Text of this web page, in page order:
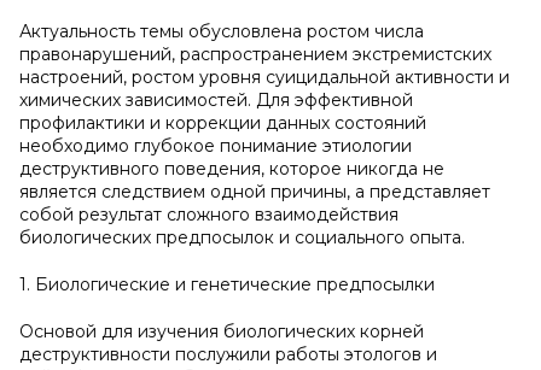
Актуальность темы обусловлена ростом числа
правонарушений, распространением экстремистских
настроений, ростом уровня суицидальной активности и
химических зависимостей. Для эффективной
профилактики и коррекции данных состояний
необходимо глубокое понимание этиологии
деструктивного поведения, которое никогда не
является следствием одной причины, а представляет
собой результат сложного взаимодействия
биологических предпосылок и социального опыта.
1. Биологические и генетические предпосылки
Основой для изучения биологических корней
деструктивности послужили работы этологов и